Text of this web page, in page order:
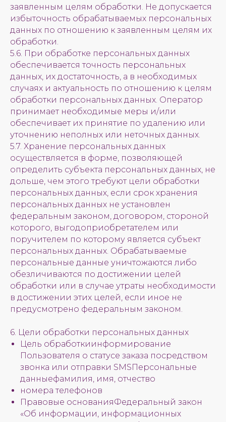
заявленным целям обработки. Не допускается
избыточность обрабатываемых персональных
данных по отношению к заявленным целям их
обработки.
5.6. При обработке персональных данных
обеспечивается точность персональных
данных, их достаточность, а в необходимых
случаях и актуальность по отношению к целям
обработки персональных данных. Оператор
принимает необходимые меры и/или
обеспечивает их принятие по удалению или
уточнению неполных или неточных данных.
5.7. Хранение персональных данных
осуществляется в форме, позволяющей
определить субъекта персональных данных, не
дольше, чем этого требуют цели обработки
персональных данных, если срок хранения
персональных данных не установлен
федеральным законом, договором, стороной
которого, выгодоприобретателем или
поручителем по которому является субъект
персональных данных. Обрабатываемые
персональные данные уничтожаются либо
обезличиваются по достижении целей
обработки или в случае утраты необходимости
в достижении этих целей, если иное не
предусмотрено федеральным законом.
6. Цели обработки персональных данных
Цель обработкиинформирование
Пользователя о статусе заказа посредством
звонка или отправки SMSПерсональные
данныефамилия, имя, отчество
номера телефонов
Правовые основанияФедеральный закон
«Об информации, информационных